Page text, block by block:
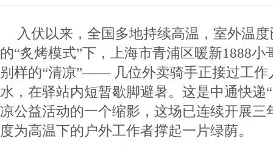
入伏以来，全国多地持续高温，室外温
的“炙烤模式”下，上海市青浦区暖新1888
别样的“清凉”—— 几位外卖骑手正接过工作
水，在驿站内短暂歇脚避暑。这是中通快递
凉公益活动的一个缩影，这场已连续开展三
度为高温下的户外工作者撑起一片绿荫。